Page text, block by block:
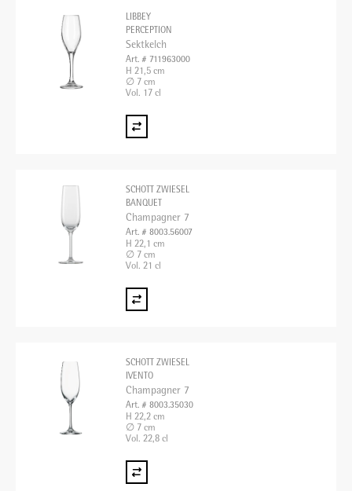
LIBBEY
PERCEPTION
Sektkelch
Art. # 711963000
H 21,5 cm
∅ 7 cm
Vol. 17 cl
SCHOTT ZWIESEL
BANQUET
Champagner 7
Art. # 8003.56007
H 22,1 cm
∅ 7 cm
Vol. 21 cl
SCHOTT ZWIESEL
IVENTO
Champagner 7
Art. # 8003.35030
H 22,2 cm
∅ 7 cm
Vol. 22,8 cl